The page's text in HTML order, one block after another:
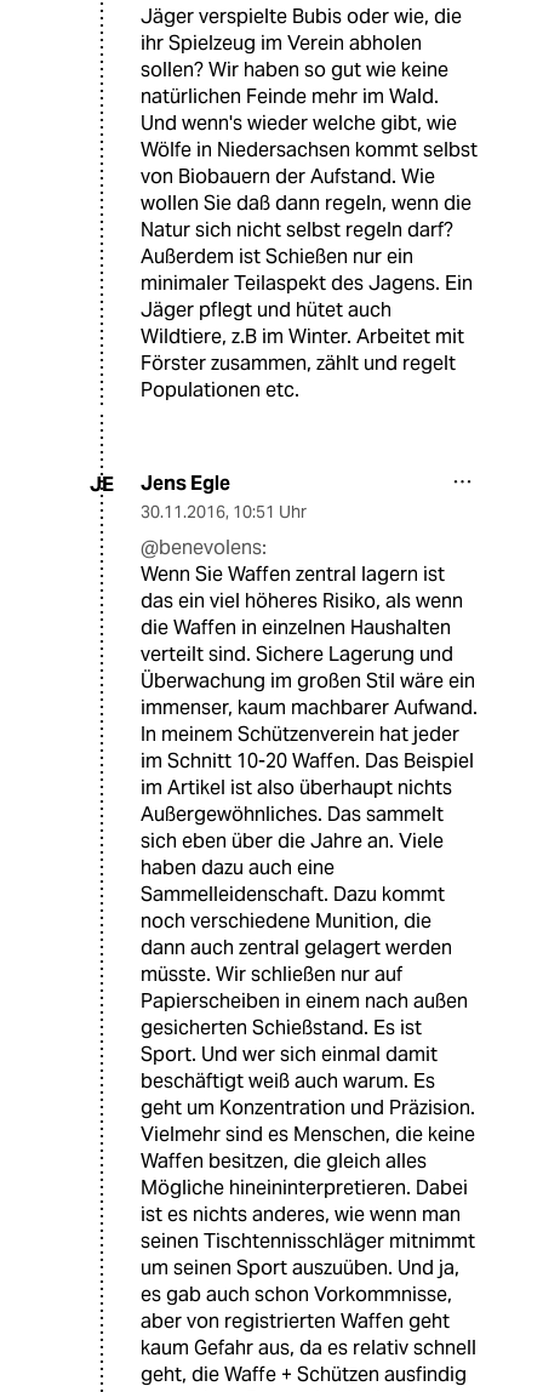
Jäger verspielte Bubis oder wie, die
ihr Spielzeug im Verein abholen
sollen? Wir haben so gut wie keine
natürlichen Feinde mehr im Wald.
Und wenn's wieder welche gibt, wie
Wölfe in Niedersachsen kommt selbst
von Biobauern der Aufstand. Wie
wollen Sie daß dann regeln, wenn die
Natur sich nicht selbst regeln darf?
Außerdem ist Schießen nur ein
minimaler Teilaspekt des Jagens. Ein
Jäger pflegt und hütet auch
Wildtiere, z.B im Winter. Arbeitet mit
Förster zusammen, zählt und regelt
Populationen etc.
JE Jens Egle
30.11.2016, 10:51 Uhr
@benevolens:
Wenn Sie Waffen zentral lagern ist
das ein viel höheres Risiko, als wenn
die Waffen in einzelnen Haushalten
verteilt sind. Sichere Lagerung und
Überwachung im großen Stil wäre ein
immenser, kaum machbarer Aufwand.
In meinem Schützenverein hat jeder
im Schnitt 10-20 Waffen. Das Beispiel
im Artikel ist also überhaupt nichts
Außergewöhnliches. Das sammelt
sich eben über die Jahre an. Viele
haben dazu auch eine
Sammelleidenschaft. Dazu kommt
noch verschiedene Munition, die
dann auch zentral gelagert werden
müsste. Wir schließen nur auf
Papierscheiben in einem nach außen
gesicherten Schießstand. Es ist
Sport. Und wer sich einmal damit
beschäftigt weiß auch warum. Es
geht um Konzentration und Präzision.
Vielmehr sind es Menschen, die keine
Waffen besitzen, die gleich alles
Mögliche hineininterpretieren. Dabei
ist es nichts anderes, wie wenn man
seinen Tischtennisschläger mitnimmt
um seinen Sport auszuüben. Und ja,
es gab auch schon Vorkommnisse,
aber von registrierten Waffen geht
kaum Gefahr aus, da es relativ schnell
geht, die Waffe + Schützen ausfindig